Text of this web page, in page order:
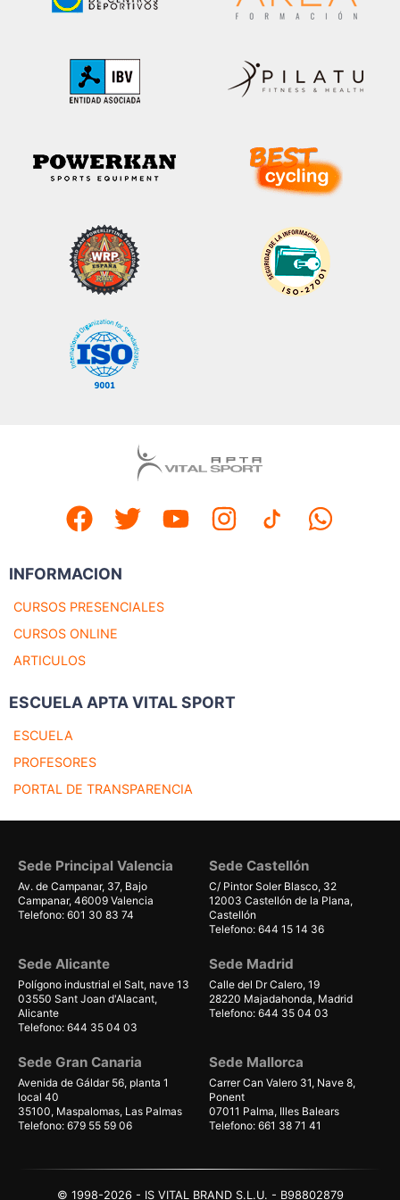
INFORMACION
CURSOS PRESENCIALES
CURSOS ONLINE
ARTICULOS
ESCUELA APTA VITAL SPORT
ESCUELA
PROFESORES
PORTAL DE TRANSPARENCIA
Sede Principal Valencia
Av. de Campanar, 37, Bajo
Campanar, 46009 Valencia
Telefono: 601 30 83 74
Sede Castellón
C/ Pintor Soler Blasco, 32
12003 Castellón de la Plana,
Castellón
Telefono: 644 15 14 36
Sede Alicante
Polígono industrial el Salt, nave 13
03550 Sant Joan d'Alacant,
Alicante
Telefono: 644 35 04 03
Sede Madrid
Calle del Dr Calero, 19
28220 Majadahonda, Madrid
Telefono: 644 35 04 03
Sede Gran Canaria
Avenida de Gáldar 56, planta 1
local 40
35100, Maspalomas, Las Palmas
Telefono: 679 55 59 06
Sede Mallorca
Carrer Can Valero 31, Nave 8,
Ponent
07011 Palma, Illes Balears
Telefono: 661 38 71 41
© 1998-2026 - IS VITAL BRAND S.L.U. - B98802879